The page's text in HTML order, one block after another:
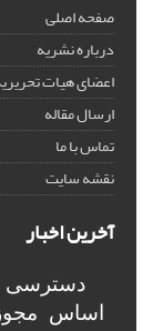
صفحه اصلی
درباره نشریه
اعضای هیات
ارسال مقاله
تماس با ما
نقشه سایت
آخرین اخبار
دسترسی
اساس